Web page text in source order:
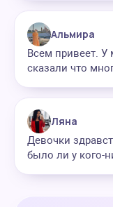
Альмира
Всем привеет. У
сказали что
Ляна
Девочки
было ли у кого-